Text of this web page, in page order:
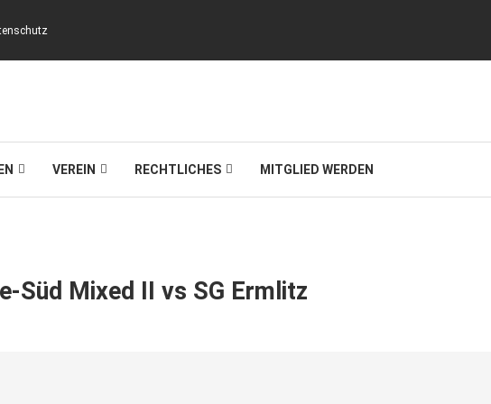
VEREIN RECHTLICHES MITGLIED WERDEN
Süd Mixed II vs SG Ermlitz